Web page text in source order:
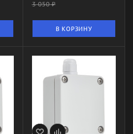
3 050₽
В КОРЗИНУ